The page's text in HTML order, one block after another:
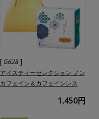
[ G628 ]
アイスティーセレクション ノン
カフェイン＆カフェインレス
1,450円